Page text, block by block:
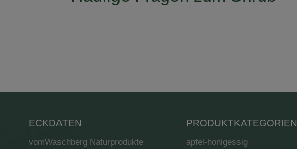
ECKDATEN
vomWaschberg Naturprodukte
PRODUKTKATEGORIEN
apfel-honigessig